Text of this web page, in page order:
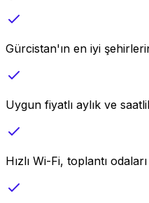
Gürcistan'ın en iyi
Uygun fiyatlı aylık ve
Hızlı Wi-Fi, toplantı